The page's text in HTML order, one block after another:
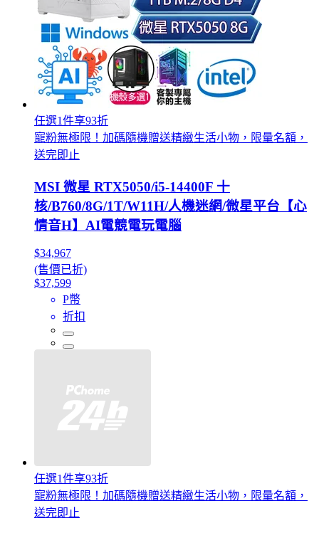
任選1件享93折
寵粉無極限！加碼隨機贈送精緻生活小物，限量名額，
送完即止
MSI 微星 RTX5050/i5-14400F 十
核/B760/8G/1T/W11H/人機迷網/微星平台【心
情音H】AI電競電玩電腦
$34,967
(售價已折)
$37,599
P幣
折扣
任選1件享93折
寵粉無極限！加碼隨機贈送精緻生活小物，限量名額，
送完即止